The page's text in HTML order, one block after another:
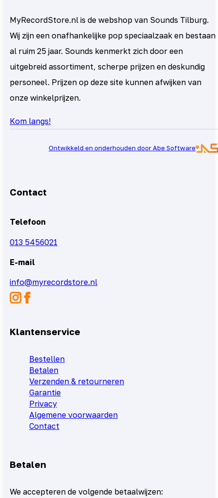
MyRecordStore.nl is de webshop van Sounds Tilburg.
Wij zijn een onafhankelijke pop speciaalzaak en bestaan
al ruim 25 jaar. Sounds kenmerkt zich door een
uitgebreid assortiment, scherpe prijzen en deskundig
personeel. Prijzen op deze site kunnen afwijken van
onze winkelprijzen.
Kom langs!
Ontwikkeld en onderhouden door Abe Software
Contact
Telefoon
013 5456021
E-mail
info@myrecordstore.nl
Klantenservice
Bestellen
Betalen
Verzenden & retourneren
Garantie
Privacy
Algemene voorwaarden
Contact
Betalen
We accepteren de volgende betaalwijzen: